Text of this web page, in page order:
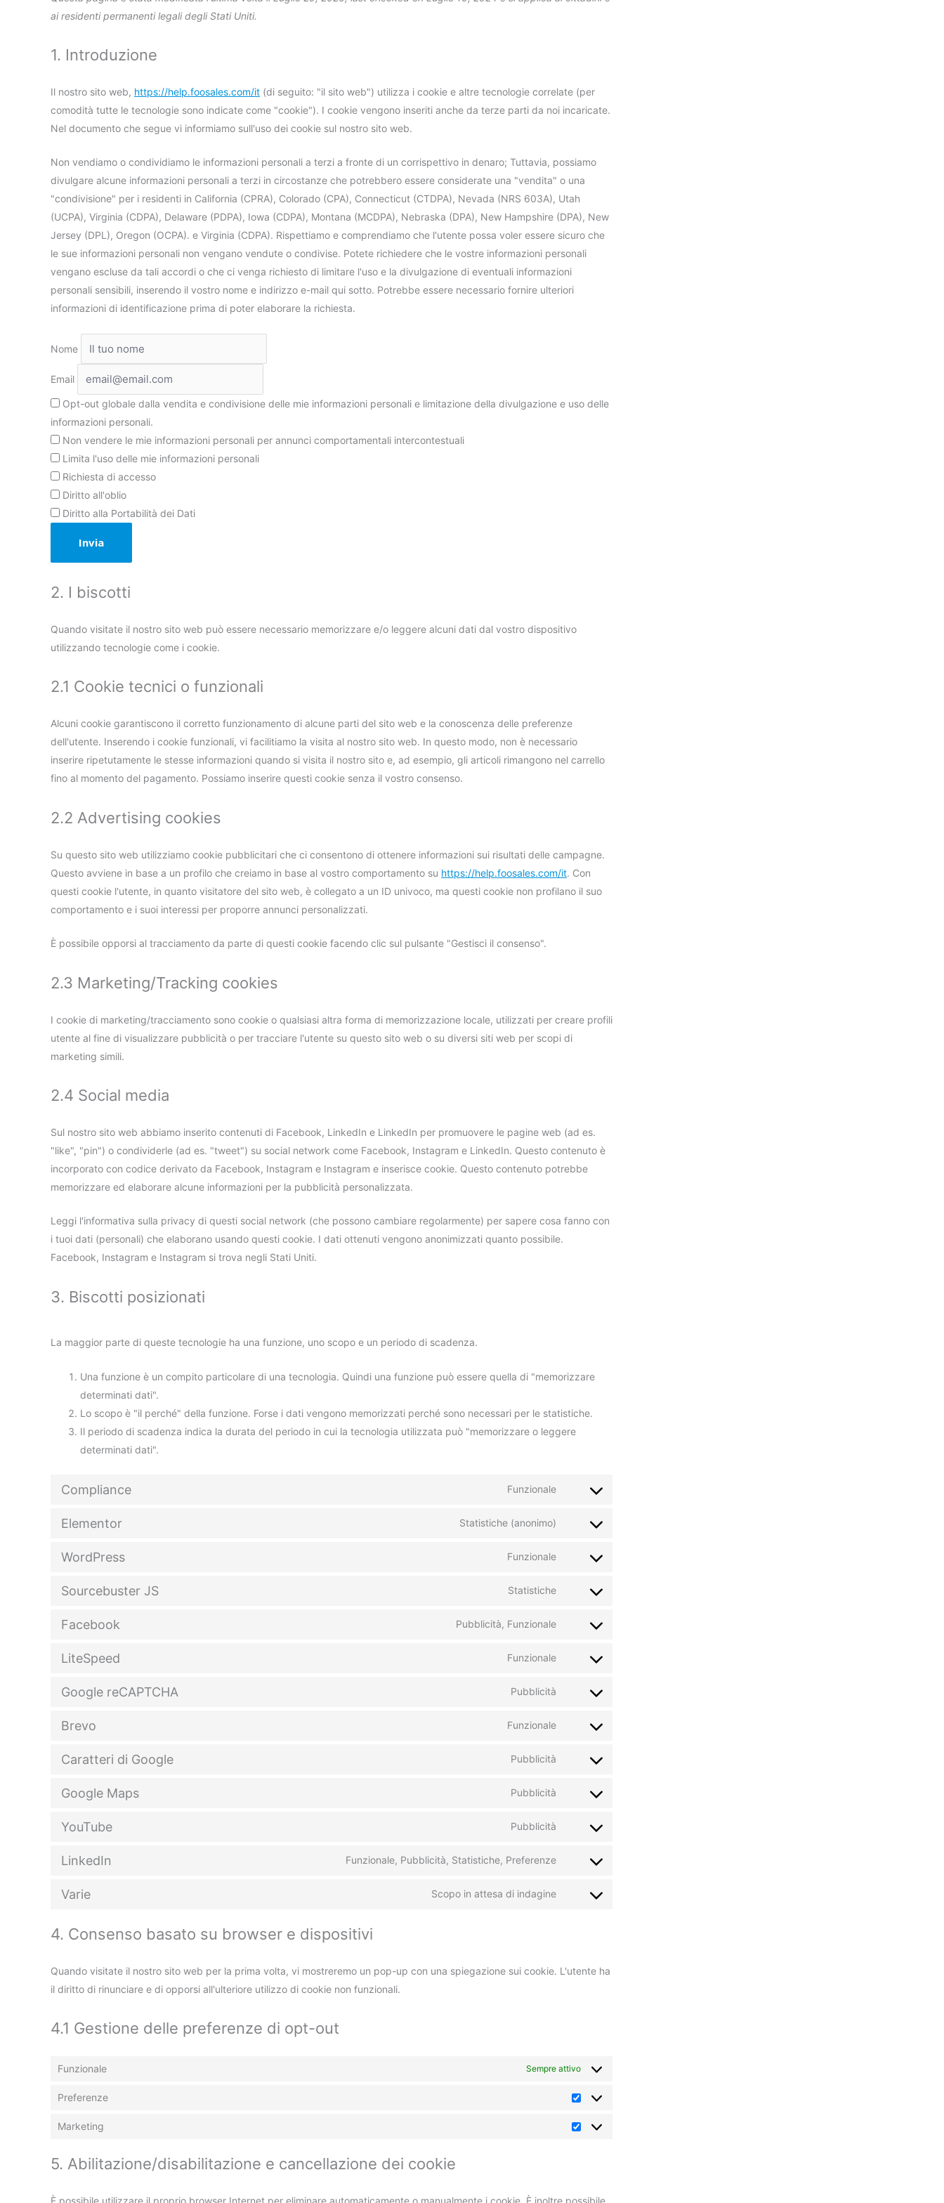
ai residenti permanenti legali degli Stati Uniti.
1. Introduzione
Il nostro sito web, https://help.foosales.com/it (di seguito: "il sito web") utilizza i cookie e altre tecnologie correlate (per
comodità tutte le tecnologie sono indicate come "cookie"). I cookie vengono inseriti anche da terze parti da noi incaricate.
Nel documento che segue vi informiamo sull'uso dei cookie sul nostro sito web.
Non vendiamo o condividiamo le informazioni personali a terzi a fronte di un corrispettivo in denaro; Tuttavia, possiamo
divulgare alcune informazioni personali a terzi in circostanze che potrebbero essere considerate una "vendita" o una
"condivisione" per i residenti in California (CPRA), Colorado (CPA), Connecticut (CTDPA), Nevada (NRS 603A), Utah
(UCPA), Virginia (CDPA), Delaware (PDPA), Iowa (CDPA), Montana (MCDPA), Nebraska (DPA), New Hampshire (DPA), New
Jersey (DPL), Oregon (OCPA). e Virginia (CDPA). Rispettiamo e comprendiamo che l'utente possa voler essere sicuro che
le sue informazioni personali non vengano vendute o condivise. Potete richiedere che le vostre informazioni personali
vengano escluse da tali accordi o che ci venga richiesto di limitare l'uso e la divulgazione di eventuali informazioni
personali sensibili, inserendo il vostro nome e indirizzo e-mail qui sotto. Potrebbe essere necessario fornire ulteriori
informazioni di identificazione prima di poter elaborare la richiesta.
Nome
Email
Opt-out globale dalla vendita e condivisione delle mie informazioni personali e limitazione della divulgazione e uso delle
informazioni personali.
Non vendere le mie informazioni personali per annunci comportamentali intercontestuali
Limita l'uso delle mie informazioni personali
Richiesta di accesso
Diritto all'oblio
Diritto alla Portabilità dei Dati
2. I biscotti
Quando visitate il nostro sito web può essere necessario memorizzare e/o leggere alcuni dati dal vostro dispositivo
utilizzando tecnologie come i cookie.
2.1 Cookie tecnici o funzionali
Alcuni cookie garantiscono il corretto funzionamento di alcune parti del sito web e la conoscenza delle preferenze
dell'utente. Inserendo i cookie funzionali, vi facilitiamo la visita al nostro sito web. In questo modo, non è necessario
inserire ripetutamente le stesse informazioni quando si visita il nostro sito e, ad esempio, gli articoli rimangono nel carrello
fino al momento del pagamento. Possiamo inserire questi cookie senza il vostro consenso.
2.2 Advertising cookies
Su questo sito web utilizziamo cookie pubblicitari che ci consentono di ottenere informazioni sui risultati delle campagne.
Questo avviene in base a un profilo che creiamo in base al vostro comportamento su https://help.foosales.com/it. Con
questi cookie l'utente, in quanto visitatore del sito web, è collegato a un ID univoco, ma questi cookie non profilano il suo
comportamento e i suoi interessi per proporre annunci personalizzati.
È possibile opporsi al tracciamento da parte di questi cookie facendo clic sul pulsante "Gestisci il consenso".
2.3 Marketing/Tracking cookies
I cookie di marketing/tracciamento sono cookie o qualsiasi altra forma di memorizzazione locale, utilizzati per creare profili
utente al fine di visualizzare pubblicità o per tracciare l'utente su questo sito web o su diversi siti web per scopi di
marketing simili.
2.4 Social media
Sul nostro sito web abbiamo inserito contenuti di Facebook, LinkedIn e LinkedIn per promuovere le pagine web (ad es.
"like", "pin") o condividerle (ad es. "tweet") su social network come Facebook, Instagram e LinkedIn. Questo contenuto è
incorporato con codice derivato da Facebook, Instagram e Instagram e inserisce cookie. Questo contenuto potrebbe
memorizzare ed elaborare alcune informazioni per la pubblicità personalizzata.
Leggi l'informativa sulla privacy di questi social network (che possono cambiare regolarmente) per sapere cosa fanno con
i tuoi dati (personali) che elaborano usando questi cookie. I dati ottenuti vengono anonimizzati quanto possibile.
Facebook, Instagram e Instagram si trova negli Stati Uniti.
3. Biscotti posizionati
La maggior parte di queste tecnologie ha una funzione, uno scopo e un periodo di scadenza.
Una funzione è un compito particolare di una tecnologia. Quindi una funzione può essere quella di "memorizzare
determinati dati".
Lo scopo è "il perché" della funzione. Forse i dati vengono memorizzati perché sono necessari per le statistiche.
Il periodo di scadenza indica la durata del periodo in cui la tecnologia utilizzata può "memorizzare o leggere
determinati dati".
Compliance Funzionale
Elementor Statistiche (anonimo)
WordPress Funzionale
Sourcebuster JS Statistiche
Facebook Pubblicità, Funzionale
LiteSpeed Funzionale
Google reCAPTCHA Pubblicità
Brevo Funzionale
Caratteri di Google Pubblicità
Google Maps Pubblicità
YouTube Pubblicità
LinkedIn Funzionale, Pubblicità, Statistiche, Preferenze
Varie Scopo in attesa di indagine
4. Consenso basato su browser e dispositivi
Quando visitate il nostro sito web per la prima volta, vi mostreremo un pop-up con una spiegazione sui cookie. L'utente ha
il diritto di rinunciare e di opporsi all'ulteriore utilizzo di cookie non funzionali.
4.1 Gestione delle preferenze di opt-out
Funzionale Sempre attivo
Preferenze
Marketing
5. Abilitazione/disabilitazione e cancellazione dei cookie